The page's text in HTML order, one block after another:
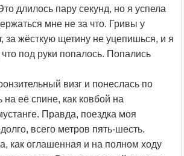
длилось пару секунд, но я успела
мне не за что. Гривы у
за жёсткую щетину не уцепишься, и я
что под руки попалось. Попались
визг и понеслась по
на её спине, как ковбой на
Правда, поездка моя
всего метров пять-шесть.
как оглашенная и на полном ходу